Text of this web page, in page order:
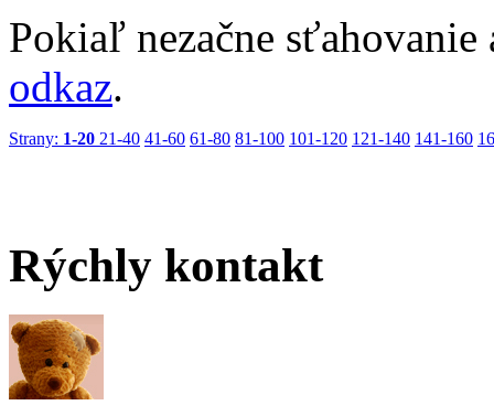
Pokiaľ nezačne
odkaz.
Strany: 1-20 21-40 41-60 61-80 81-100 101-120 121-140 141-160
Rýchly kontakt